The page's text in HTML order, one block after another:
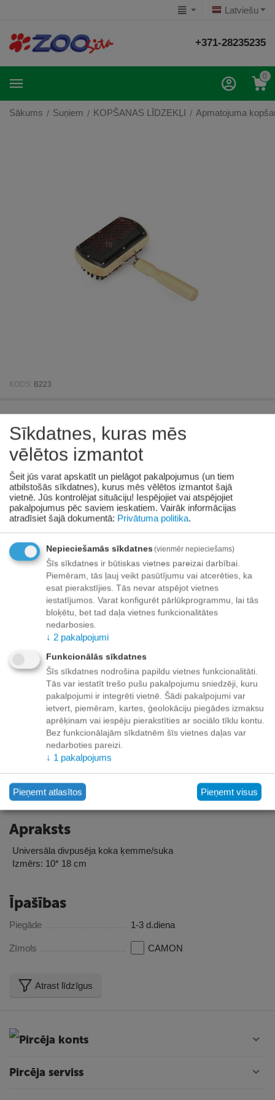
Latviešu
+371-28235235
0
Sākums / Suņiem / KOPŠANAS LĪDZEKĻI / Apmatojuma
KODS: B223
ķemme/suka 10*18 cm
Pieejamība:
€336
(Ieskaitot PVN)
Prece pieejama: 09/08/2026
+
− Grozā
Pievienot vēlmju sarakstam
Piegāde
Preču izsniegšanas punktos -
Līdz dzīvokļa durvīm no 35.00 eur bezmaksas!
Līdz 34.99 EUR piegādes maksa:
Venipak kurjers - 3.90 EUR
Omniva pakomāts - 3.20 EUR
Apraksts
Universāla divpusēja koka ķemme/suka
Izmērs: 10* 18 cm
Īpašības
Piegāde 1-3 d.diena
Zīmols CAMON
Atrast līdzīgus
Pircēja konts
Pircēja serviss
Sīkdatnes, kuras mēs
vēlētos izmantot
Šeit jūs varat apskatīt un pielāgot pakalpojumus (un tiem
atbilstošās sīkdatnes), kurus mēs vēlētos izmantot šajā
vietnē. Jūs kontrolējat situāciju! Iespējojiet vai atspējojiet
pakalpojumus pēc saviem ieskatiem. Vairāk informācijas
atradīsiet šajā dokumentā: Privātuma politika.
Nepieciešamās sīkdatnes (vienmēr nepieciešams)
Šīs sīkdatnes ir būtiskas vietnes pareizai darbībai.
Piemēram, tās ļauj veikt pasūtījumu vai atcerēties, ka
esat pierakstījies. Tās nevar atspējot vietnes
iestatījumos. Varat konfigurēt pārlūkprogrammu, lai tās
bloķētu, bet tad daļa vietnes funkcionalitātes
nedarbosies.
↓ 2 pakalpojumi
Funkcionālās sīkdatnes
Šīs sīkdatnes nodrošina papildu vietnes funkcionalitāti.
Tās var iestatīt trešo pušu pakalpojumu sniedzēji, kuru
pakalpojumi ir integrēti vietnē. Šādi pakalpojumi var
ietvert, piemēram, kartes, ģeolokāciju piegādes izmaksu
aprēķinam vai iespēju pierakstīties ar sociālo tīklu kontu.
Bez funkcionālajām sīkdatnēm šīs vietnes daļas var
nedarboties pareizi.
↓ 1 pakalpojums
Pieņemt atlasītos Pieņemt visus